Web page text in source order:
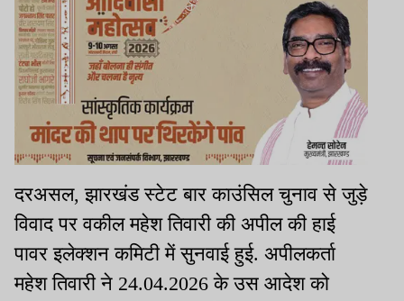
दरअसल, झारखंड स्टेट बार काउंसिल चुनाव से जुड़े
विवाद पर वकील महेश तिवारी की अपील की हाई
पावर इलेक्शन कमिटी में सुनवाई हुई. अपीलकर्ता
महेश तिवारी ने 24.04.2026 के उस आदेश को